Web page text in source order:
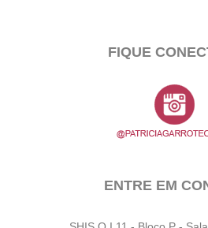
FIQUE
ENTRE EM